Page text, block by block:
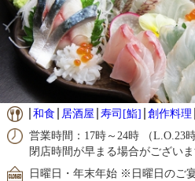
和食 居酒屋 寿司[鮨] 創作料理
営業時間：17時～24時 （L.O.23
閉店時間が早まる場合がござい
日曜日・年末年始 ※日曜日のご